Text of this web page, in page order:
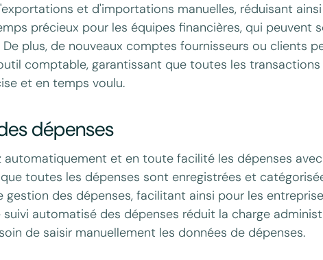
et d'importations manuelles, réduisant
précieux pour les équipes financières, qui peuvent
De plus, de nouveaux comptes fournisseurs ou clients
comptable, garantissant que toutes les
et en temps voulu.
dépenses
automatiquement et en toute facilité les dépenses
toutes les dépenses sont enregistrées et
gestion des dépenses, facilitant ainsi pour les
suivi automatisé des dépenses réduit la charge
de saisir manuellement les données de dépenses.